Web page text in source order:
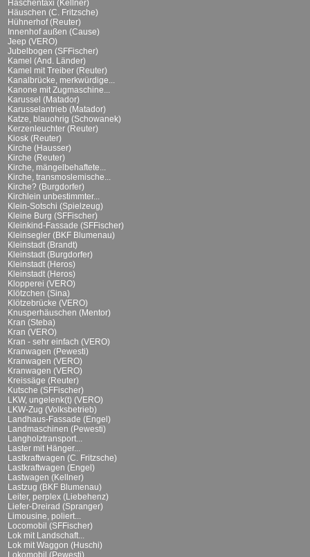
Häschentaxi (Kellner)
Häuschen (C. Fritzsche)
Hühnerhof (Reuter)
Innenhof außen (Cause)
Jeep (VERO)
Jubelbogen (SFFischer)
Kamel (And. Länder)
Kamel mit Treiber (Reuter)
Kanalbrücke, merkwürdige...
Kanone mit Zugmaschine...
Karussel (Matador)
Karusselantrieb (Matador)
Katze, blauohrig (Schowanek)
Kerzenleuchter (Reuter)
Kiosk (Reuter)
Kirche (Hausser)
Kirche (Reuter)
Kirche, mängelbehaftete...
Kirche, transmoslemische...
Kirche? (Burgdorfer)
Kirchlein unbestimmter...
Klein-Sotschi (Spielzeug)
Kleine Burg (SFFischer)
Kleinkind-Fassade (SFFischer)
Kleinsegler (BKF Blumenau)
Kleinstadt (Brandt)
Kleinstadt (Burgdorfer)
Kleinstadt (Heros)
Kleinstadt (Heros)
Klopperei (VERO)
Klötzchen (Sina)
Klötzebrücke (VERO)
Knusperhäuschen (Mentor)
Kran (Steba)
Kran (VERO)
Kran - sehr einfach (VERO)
Kranwagen (Pewesti)
Kranwagen (VERO)
Kranwagen (VERO)
Kreissäge (Reuter)
Kutsche (SFFischer)
LKW, ungelenk(t) (VERO)
LKW-Zug (Volksbetrieb)
Landhaus-Fassade (Engel)
Landmaschinen (Pewesti)
Langholztransport...
Laster mit Hänger...
Lastkraftwagen (C. Fritzsche)
Lastkraftwagen (Engel)
Lastwagen (Kellner)
Lastzug (BKF Blumenau)
Leiter, perplex (Liebehenz)
Liefer-Dreirad (Spranger)
Limousine, poliert...
Locomobil (SFFischer)
Lok mit Landschaft...
Lok mit Waggon (Huschi)
Lokomobil (Pewesti)